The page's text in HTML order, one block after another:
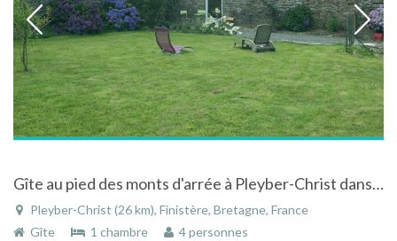
Gîte au pied des monts d'arrée à Pleyber-Christ dans le Finistère
Pleyber-Christ (26 km), Finistère, Bretagne, France
Gîte
1 chambre 4 personnes